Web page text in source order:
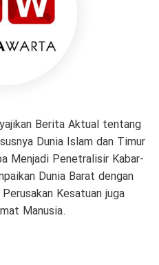
Berita Aktual tentang
Dunia Islam dan Timur
Menjadi Penetralisir Kabar-
Dunia Barat dengan
Kesatuan juga
Manusia.